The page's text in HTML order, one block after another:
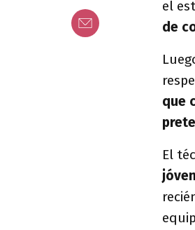
el
de
que
El